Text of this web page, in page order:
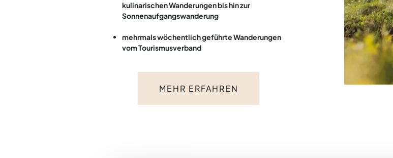
kulinarischen Wanderungen bis hin zur
Sonnenaufgangswanderung
mehrmals wöchentlich geführte Wanderungen
vom Tourismusverband
MEHR ERFAHREN